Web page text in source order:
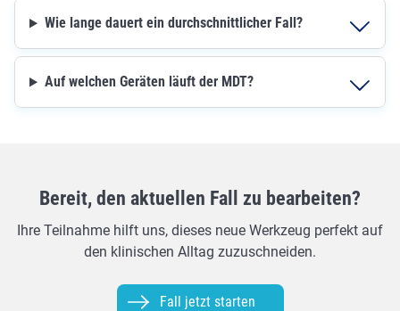
Wie lange dauert ein durchschnittlicher Fall?
Auf welchen Geräten läuft der MDT?
Bereit, den aktuellen Fall zu bearbeiten?
Ihre Teilnahme hilft uns, dieses neue Werkzeug perfekt auf
den klinischen Alltag zuzuschneiden.
Fall jetzt starten